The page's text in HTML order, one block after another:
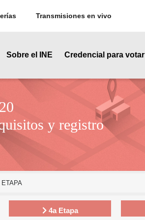
Transmisiones en vivo
Sobre el INE Credencial para votar
y registro
4a Etapa